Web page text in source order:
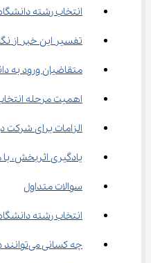
انتخاب رشته
تفسیر این خبر از
متقاضیان ورود به
اهمیت مرحله
الزامات برای شرکت
یادگیری اثربخش،
سوالات متداول
انتخاب رشته دانشگاه
چه کسانی می‌توانند در این انتخاب رشته شرکت کنند؟